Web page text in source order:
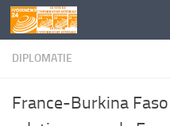
Skip to content
DIPLOMATIE
France-Burkina